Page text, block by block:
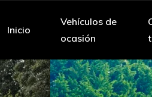
Inicio
Vehículos de
ocasión